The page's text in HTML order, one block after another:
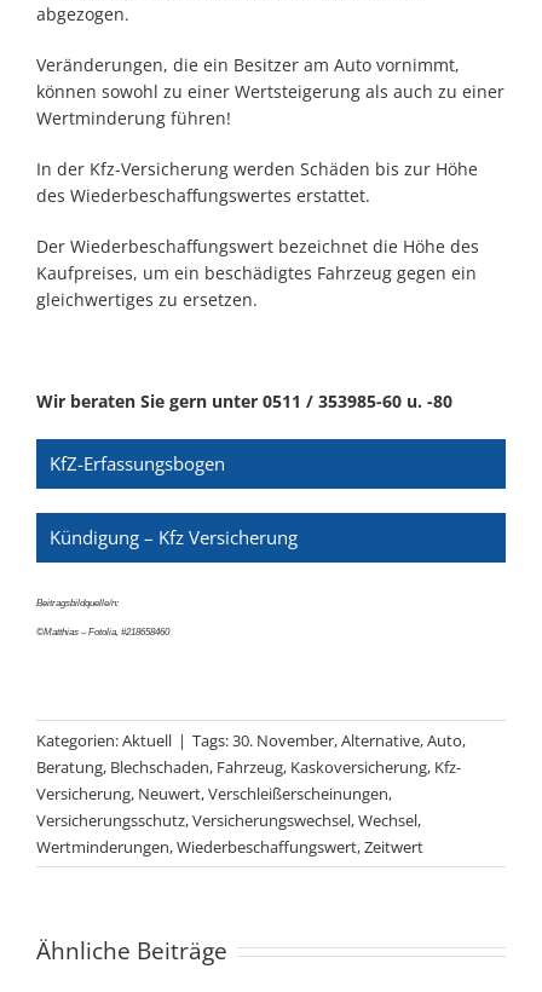
abgezogen.
Veränderungen, die ein Besitzer am Auto vornimmt,
können sowohl zu einer Wertsteigerung als auch zu einer
Wertminderung führen!
In der Kfz-Versicherung werden Schäden bis zur Höhe
des Wiederbeschaffungswertes erstattet.
Der Wiederbeschaffungswert bezeichnet die Höhe des
Kaufpreises, um ein beschädigtes Fahrzeug gegen ein
gleichwertiges zu ersetzen.
Wir beraten Sie gern unter 0511 / 353985-60 u. -80
KfZ-Erfassungsbogen
Kündigung – Kfz Versicherung
Beitragsbildquelle/n:
©Matthias – Fotolia, #218658460
Kategorien:Aktuell | Tags:30. November,Alternative,Auto,
Beratung, Blechschaden, Fahrzeug, Kaskoversicherung, Kfz-
Versicherung, Neuwert,Verschleißerscheinungen,
Versicherungsschutz,Versicherungswechsel,Wechsel,
Wertminderungen,Wiederbeschaffungswert,Zeitwert
Ähnliche Beiträge